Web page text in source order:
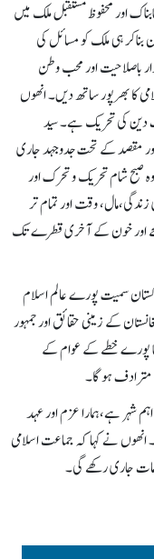
اور محفوظ مستقبل ملک میں
بناکر ہی ملک کو مسائل کی
باصلاحیت اور محب وطن
کا بھرپور ساتھ دیں۔ انھوں
دین کی تحریک ہے۔ سید
بنیاداور مقصد کے تحت جدوجہد جاری
صبح شام تحریک و تحرک اور
وقت اور تمام تر
اور خون کے آخری قطرے تک
سمیت پورے عالم اسلام
کے زمینی حقائق اور جمہور
پورے خطے کے عوام کے
ہو گا۔
شہر ہے،ہمارا عزم اور عہد
نے کہا کہ جماعت اسلامی
جاری رکھے گی۔